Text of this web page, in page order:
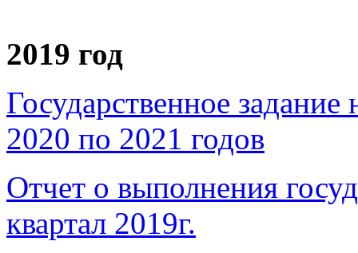
2019 год
Государственное
2020 по 2021 годов
Отчет о выполнения
квартал 2019г.